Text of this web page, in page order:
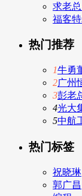
求老
福客
热门推荐
1牛勇
2广州
3彭老
4光大
5中航
热门标签
祝晓琳
郭广昌